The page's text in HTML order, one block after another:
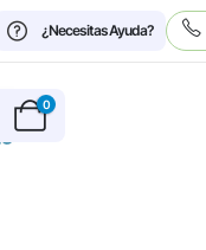
¿Necesitas Ayuda?
0